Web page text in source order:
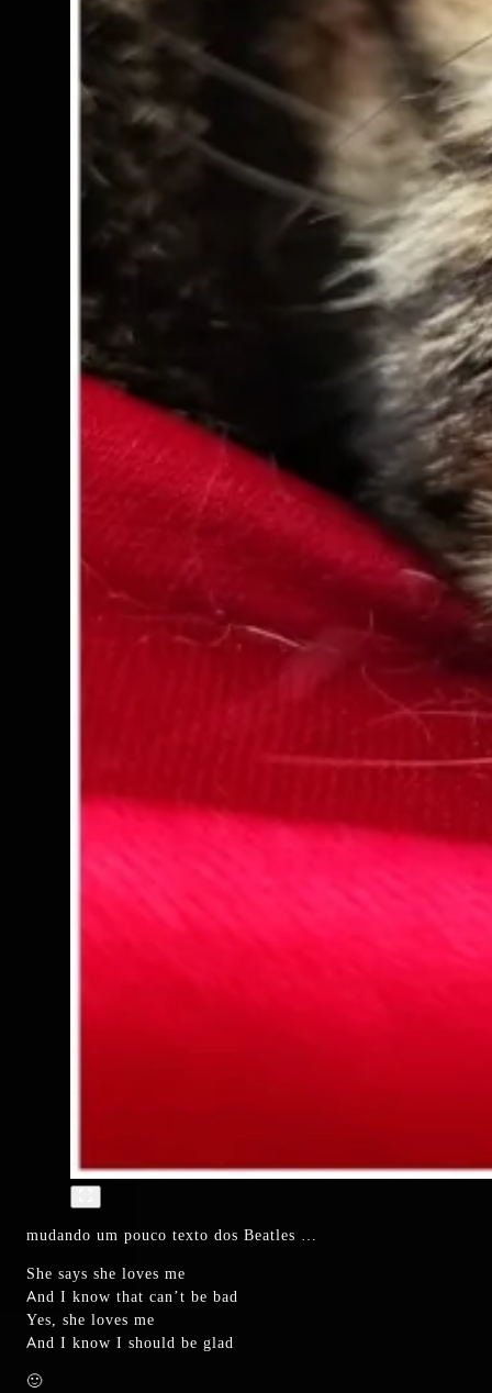
mudando um pouco texto dos Beatles …
She says she loves me
And I know that can’t be bad
Yes, she loves me
And I know I should be glad
🙂